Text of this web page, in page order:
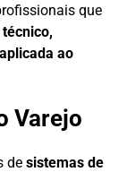
que
ao
Varejo
de sistemas de